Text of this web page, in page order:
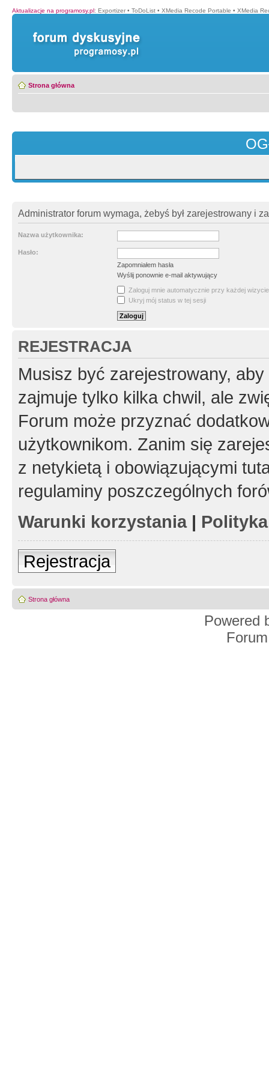
Aktualizacje na programosy.pl: Exportizer • ToDoList • XMedia Recode Portable • XMedia
Strona główna
Administrator forum wymaga, żebyś był zarejestrowany i
Nazwa użytkownika:
Hasło:
Zapomniałem hasła
Wyślij ponownie e-mail aktywujący
Zaloguj mnie automatycznie przy każdej wizycie
Ukryj mój status w tej sesji
REJESTRACJA
Musisz być zarejestrowany,
zajmuje tylko kilka chwil, ale
Forum może przyznać
użytkownikom. Zanim się
z netykietą i obowiązującymi
regulaminy poszczególnych
Warunki korzystania|
Rejestracja
Strona główna
Powered